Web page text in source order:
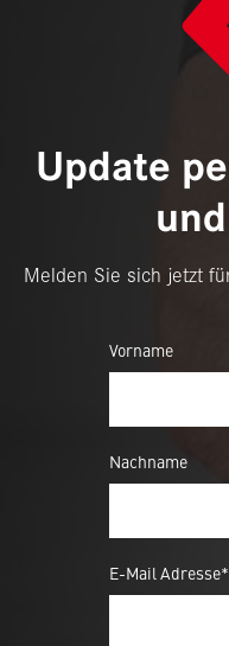
Update
Melden Sie sich jetzt
Vorname
Nachname
E-Mail Adresse*